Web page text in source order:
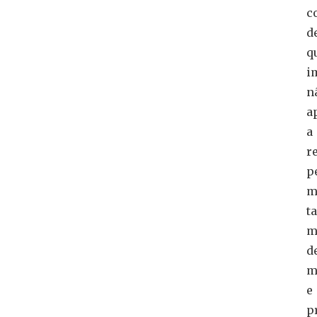
a
e